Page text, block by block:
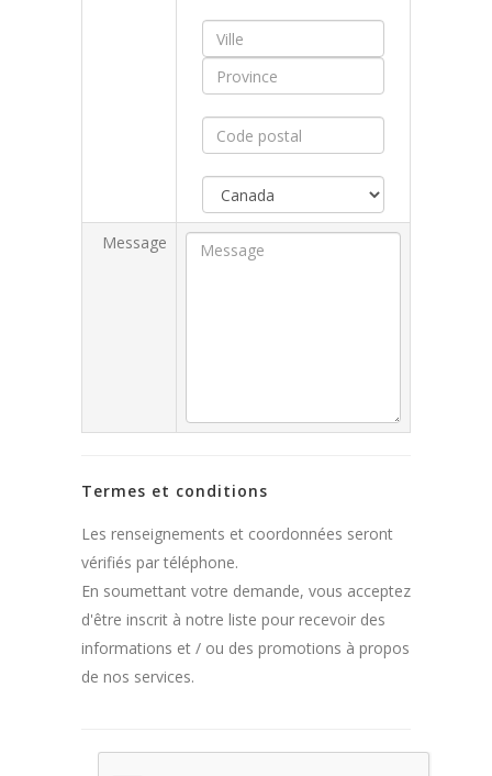
Message
Termes et conditions
Les renseignements et coordonnées seront
vérifiés par téléphone.
En soumettant votre demande, vous acceptez
d'être inscrit à notre liste pour recevoir des
informations et / ou des promotions à propos
de nos services.